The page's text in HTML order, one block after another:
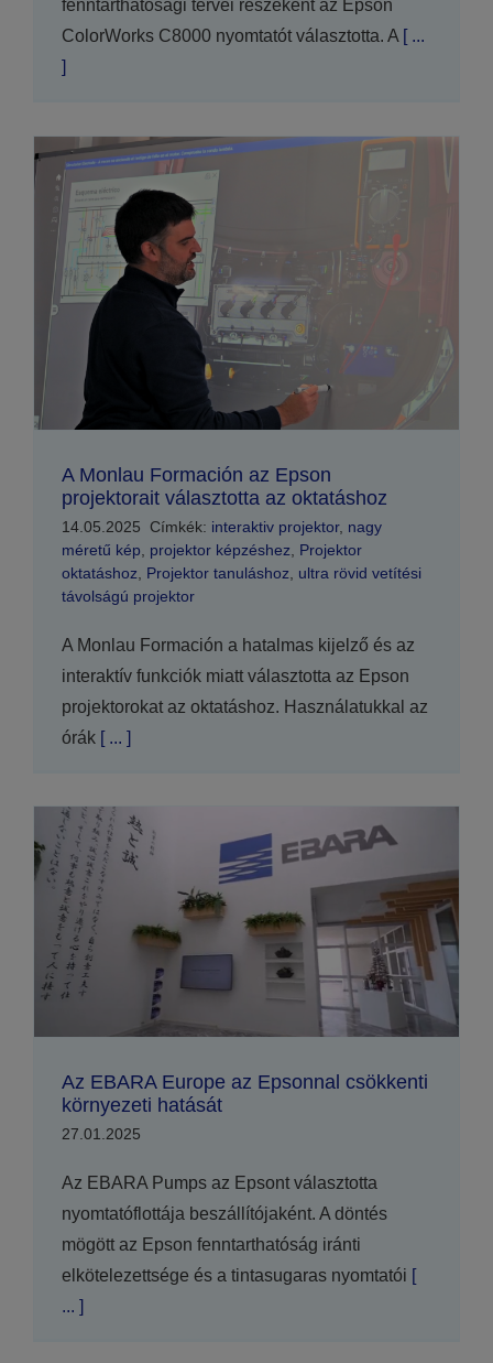
fenntarthatósági tervei részeként az Epson
ColorWorks C8000 nyomtatót választotta. A[ ...
]
A Monlau Formación az Epson
projektorait választotta az oktatáshoz
14.05.2025 Címkék: interaktiv projektor, nagy
méretű kép
projektor képzéshez
Projektor
oktatáshoz
Projektor tanuláshoz
ultra rövid vetítési
távolságú projektor
A Monlau Formación a hatalmas kijelző és az
interaktív funkciók miatt választotta az Epson
projektorokat az oktatáshoz. Használatukkal az
órák[ ... ]
Az EBARA Europe az Epsonnal csökkenti
környezeti hatását
27.01.2025
Az EBARA Pumps az Epsont választotta
nyomtatóflottája beszállítójaként. A döntés
mögött az Epson fenntarthatóság iránti
elkötelezettsége és a tintasugaras nyomtatói [
... ]